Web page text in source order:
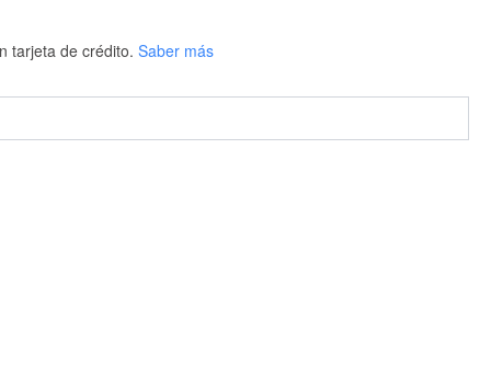
tarjeta de crédito. Saber más